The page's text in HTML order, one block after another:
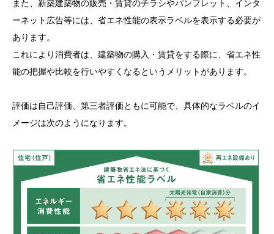
また、新築建築物の販売・賃貸のチラシやパンフレット、インタ
ーネット広告等には、省エネ性能の表示ラベルを表示する必要が
あります。
これにより消費者は、建築物の購入・賃貸をする際に、省エネ性
能の把握や比較を行いやすくなるというメリットがあります。
評価は自己評価、第三者評価ともに可能で、具体的なラベルのイ
メージは次のようになります。